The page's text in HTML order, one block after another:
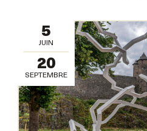
5
JUIN
20
SEPTEMBRE